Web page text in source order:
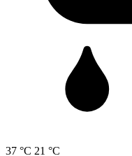
37 °C 21 °C